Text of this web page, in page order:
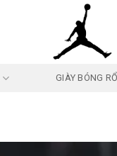
GIÀY BÓNG RỔ